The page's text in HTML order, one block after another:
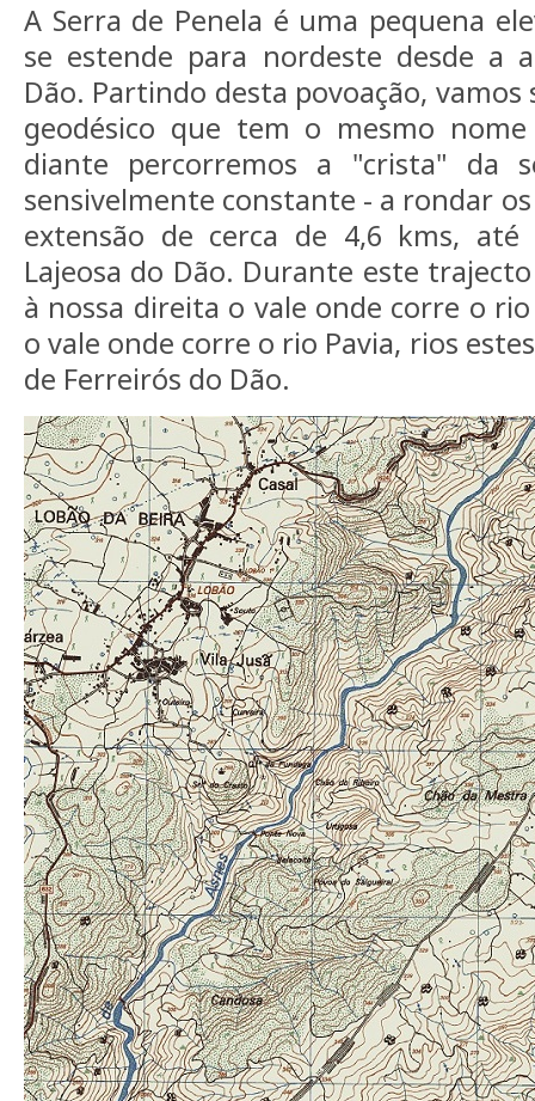
A Serra de Penela é uma pequena
se estende para nordeste desde a
Dão. Partindo desta povoação,
geodésico que tem o mesmo
diante percorremos a "crista" da
sensivelmente constante - a rondar
extensão de cerca de 4,6 kms,
Lajeosa do Dão. Durante este
à nossa direita o vale onde corre o
o vale onde corre o rio Pavia, rios
de Ferreirós do Dão.